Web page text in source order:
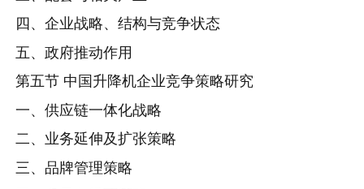
四、企业战略、结构与竞争状态
五、政府推动作用
第五节 中国升降机企业竞争策略研究
一、供应链一体化战略
二、业务延伸及扩张策略
三、品牌管理策略